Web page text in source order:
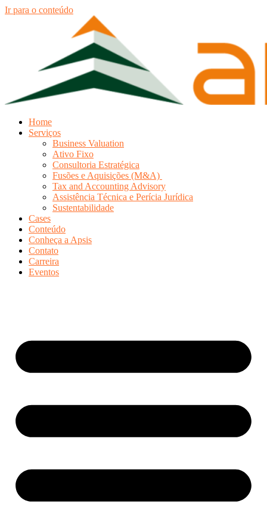
Ir para o conteúdo
Home
Serviços
Business Valuation
Ativo Fixo
Consultoria Estratégica
Fusões e Aquisições (M&A)
Tax and Accounting Advisory
Assistência Técnica e Perícia Jurídica
Sustentabilidade
Cases
Conteúdo
Conheça a Apsis
Contato
Carreira
Eventos